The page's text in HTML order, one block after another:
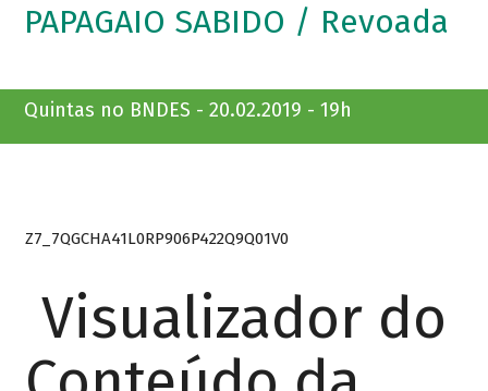
PAPAGAIO SABIDO / Revoada
Quintas no BNDES - 20.02.2019 - 19h
Z7_7QGCHA41L0RP906P422Q9Q01V0
Visualizador do